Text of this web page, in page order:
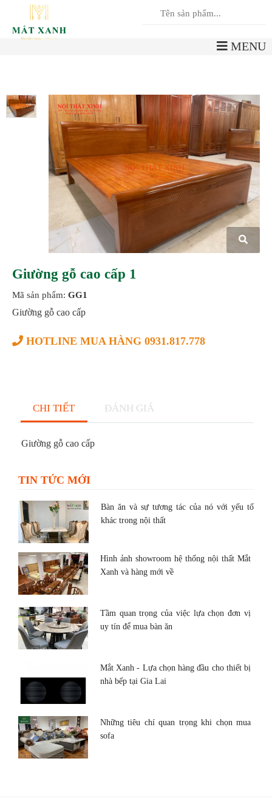
MENU
Giường gỗ cao cấp 1
Mã sản phẩm: GG1
Giường gỗ cao cấp
HOTLINE MUA HÀNG 0931.817.778
CHI TIẾT ĐÁNH GIÁ
Giường gỗ cao cấp
TIN TỨC MỚI
Bàn ăn và sự tương tác của nó với yếu tố
khác trong nội thất
Hình ảnh showroom hệ thống nội thất Mắt
Xanh và hàng mới về
Tầm quan trọng của việc lựa chọn đơn vị
uy tín để mua bàn ăn
Mắt Xanh - Lựa chọn hàng đầu cho thiết bị
nhà bếp tại Gia Lai
Những tiêu chí quan trọng khi chọn mua
sofa